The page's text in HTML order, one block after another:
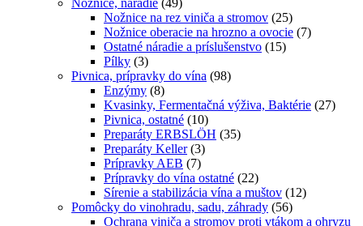
Nožnice, náradie (49)
Nožnice na rez viniča a stromov (25)
Nožnice oberacie na hrozno a ovocie (7)
Ostatné náradie a príslušenstvo (15)
Pílky (3)
Pivnica, prípravky do vína (98)
Enzýmy (8)
Kvasinky, Fermentačná výživa, Baktérie (27)
Pivnica, ostatné (10)
Preparáty ERBSLÖH (35)
Preparáty Keller (3)
Prípravky AEB (7)
Prípravky do vína ostatné (22)
Sírenie a stabilizácia vína a muštov (12)
Pomôcky do vinohradu, sadu, záhrady (56)
Ochrana viniča a stromov proti vtákom a ohryzu